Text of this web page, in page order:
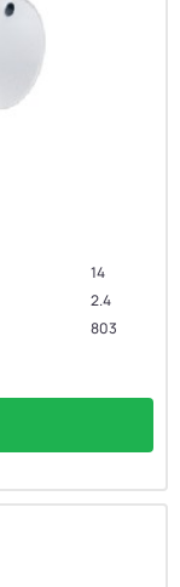
14
2.4
803